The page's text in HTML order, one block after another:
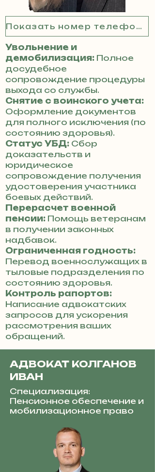
Показать номер телефона
Увольнение и
демобилизация: Полное
досудебное
сопровождение процедуры
выхода со службы.
Снятие с воинского учета:
Оформление документов
для полного исключения (по
состоянию здоровья).
Статус УБД: Сбор
доказательств и
юридическое
сопровождение получения
удостоверения участника
боевых действий.
Перерасчет военной
пенсии: Помощь ветеранам
в получении законных
надбавок.
Ограниченная годность:
Перевод военнослужащих в
тыловые подразделения по
состоянию здоровья.
Контроль рапортов:
Написание адвокатских
запросов для ускорения
рассмотрения ваших
обращений.
АДВОКАТ КОЛГАНОВ
ИВАН
Специализация:
Пенсионное обеспечение и
мобилизационное право